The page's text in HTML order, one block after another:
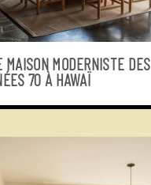
MAISON MODERNISTE DES
70 À HAWAÏ